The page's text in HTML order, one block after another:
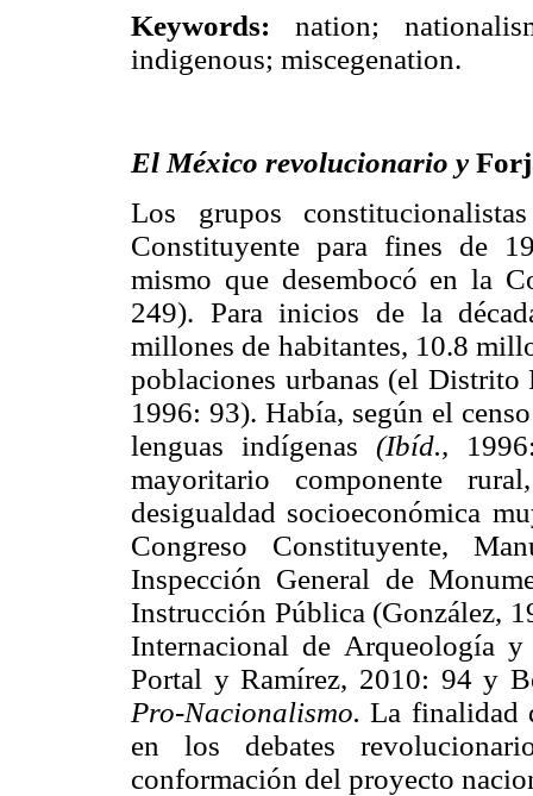
Keywords: nation;
indigenous; miscegenation.
El México revolucionario y
Los grupos
Constituyente para fines de
mismo que desembocó en la
249). Para inicios de la
millones de habitantes, 10.8
poblaciones urbanas (el
1996: 93). Había, según el
lenguas indígenas (Ibíd.,
mayoritario componente
desigualdad socioeconómica
Congreso Constituyente,
Inspección General de
Instrucción Pública (González,
Internacional de Arqueología
Portal y Ramírez, 2010: 94 y
Pro-Nacionalismo. La finalidad
en los debates
conformación del proyecto